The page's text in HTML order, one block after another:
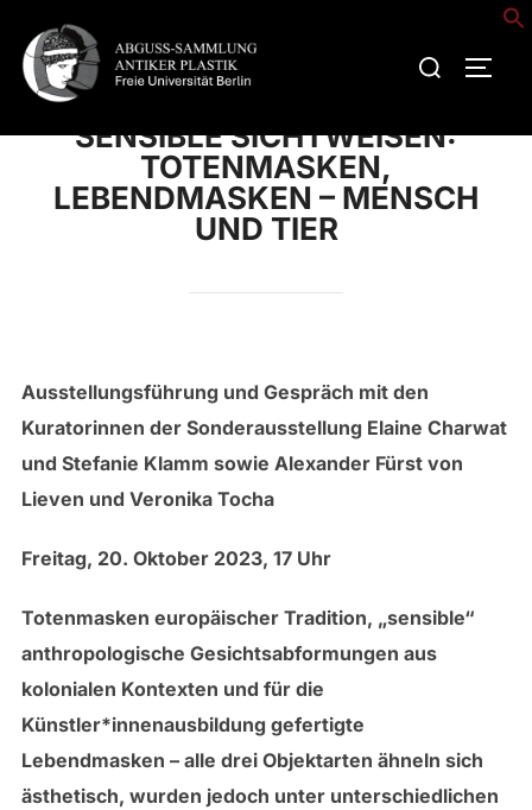
Inhalt
springen
Suchen
SENSIBLE SICHTWEISEN:
TOTENMASKEN,
LEBENDMASKEN – MENSCH
UND TIER
Ausstellungsführung und Gespräch mit den
Kuratorinnen der Sonderausstellung Elaine Charwat
und Stefanie Klamm sowie Alexander Fürst von
Lieven und Veronika Tocha
Freitag, 20. Oktober 2023, 17 Uhr
Totenmasken europäischer Tradition, „sensible“
anthropologische Gesichtsabformungen aus
kolonialen Kontexten und für die
Künstler*innenausbildung gefertigte
Lebendmasken – alle drei Objektarten ähneln sich
ästhetisch, wurden jedoch unter unterschiedlichen